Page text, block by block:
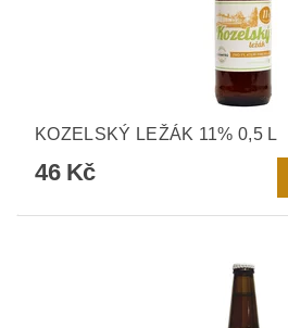
KOZELSKÝ LEŽÁK 11% 0,5 L
46 Kč